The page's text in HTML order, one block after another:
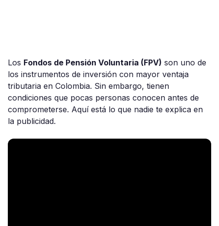
Los Fondos de Pensión Voluntaria (FPV) son uno de
los instrumentos de inversión con mayor ventaja
tributaria en Colombia. Sin embargo, tienen
condiciones que pocas personas conocen antes de
comprometerse. Aquí está lo que nadie te explica en
la publicidad.